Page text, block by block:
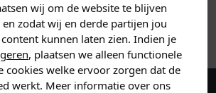
wij om de website te blijven
zodat wij en derde partijen jou
kunnen laten zien. Indien je
, plaatsen we alleen functionele
cookies welke ervoor zorgen dat de
werkt. Meer informatie over ons
OOK
Heren kleding
Dames kleding